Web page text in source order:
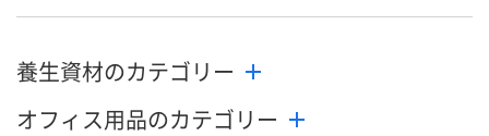
養生資材のカテゴリー
オフィス用品のカテゴリー